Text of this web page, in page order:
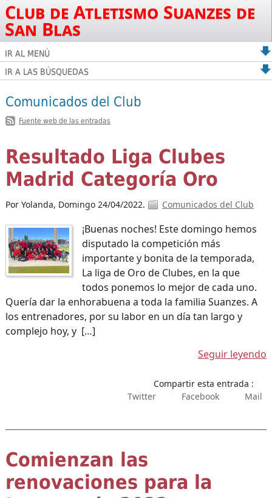
Club de Atletismo Suanzes de
San Blas
IR AL MENÚ
IR A LAS BÚSQUEDAS
Comunicados del Club
Fuente web de las entradas
Resultado Liga Clubes
Madrid Categoría Oro
Por Yolanda, Domingo 24/04/2022. Comunicados del Club
¡Buenas noches! Este domingo hemos
disputado la competición más
importante y bonita de la temporada,
La liga de Oro de Clubes, en la que
todos ponemos lo mejor de cada uno.
Quería dar la enhorabuena a toda la familia Suanzes. A
los entrenadores, por su labor en un día tan largo y
complejo hoy, y […]
Seguir leyendo
Compartir esta entrada :
Twitter
Facebook Mail
Comienzan las
renovaciones para la